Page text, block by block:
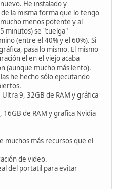
He instalado y
la misma forma que lo tengo
menos potente y al
minutos) se "cuelga"
(entre el 40% y el 60%). Si
pasa lo mismo. El mismo
el en el viejo acaba
(aunque mucho más lento).
he hecho sólo ejecutando
9, 32GB de RAM y gráfica
16GB de RAM y grafica Nvidia
más recursos que el
de video.
del portatil para evitar